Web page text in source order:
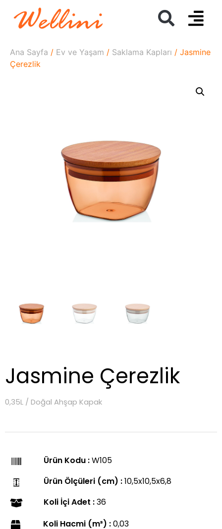
Ana Sayfa / Ev ve Yaşam / Saklama Kapları / Jasmine
Çerezlik
Jasmine Çerezlik
0,35L / Doğal Ahşap Kapak
Ürün Kodu :W105
Ürün Ölçüleri (cm) :10,5x10,5x6,8
Koli İçi Adet :36
Koli Hacmi (m³) :0,03